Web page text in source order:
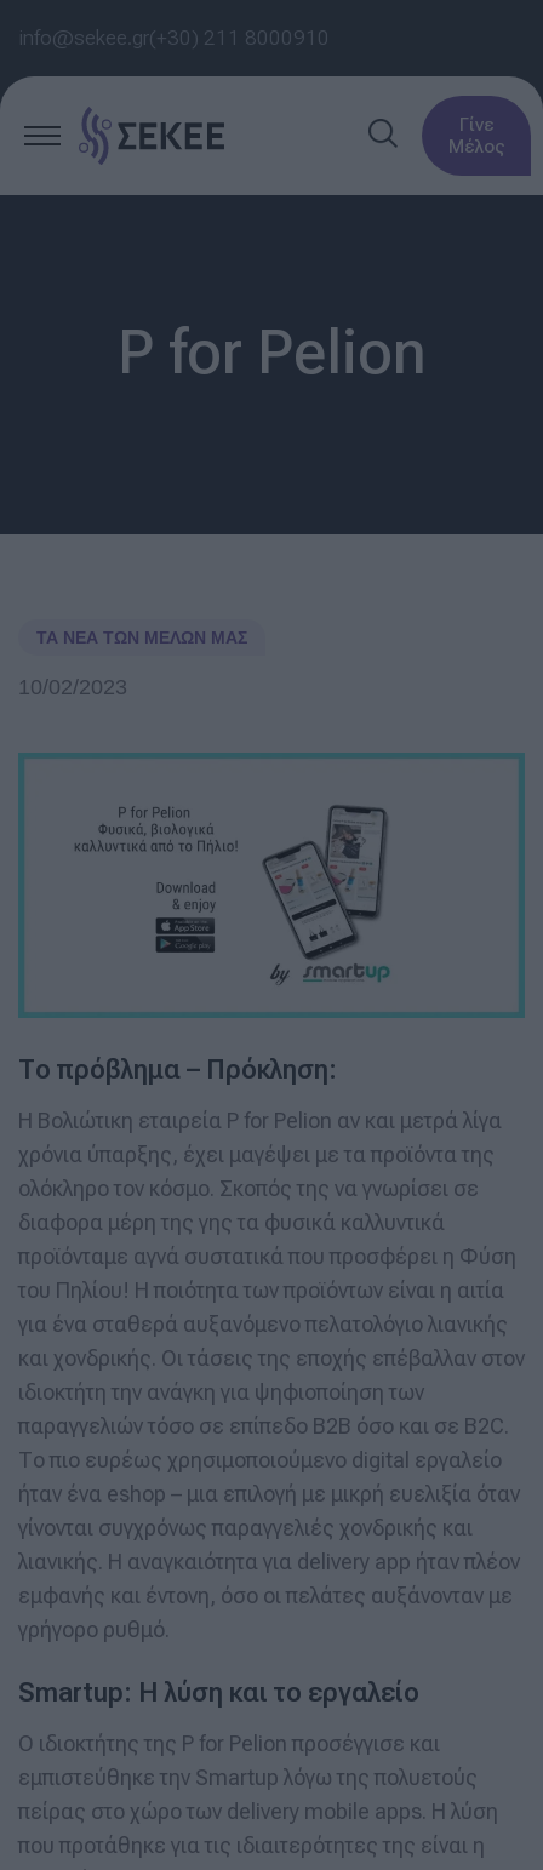
info@sekee.gr(+30) 211 8000910
Γίνε
Μέλος
P for Pelion
ΤΑ ΝΈΑ ΤΩΝ ΜΕΛΏΝ ΜΑΣ
10/02/2023
Το πρόβλημα – Πρόκληση:
Η Βολιώτικη εταιρεία P for Pelion αν και μετρά λίγα
χρόνια ύπαρξης, έχει μαγέψει με τα προϊόντα της
ολόκληρο τον κόσμο. Σκοπός της να γνωρίσει σε
διαφορα μέρη της γης τα φυσικά καλλυντικά
προϊόνταμε αγνά συστατικά που προσφέρει η Φύση
του Πηλίου! Η ποιότητα των προϊόντων είναι η αιτία
για ένα σταθερά αυξανόμενο πελατολόγιο λιανικής
και χονδρικής. Οι τάσεις της εποχής επέβαλλαν στον
ιδιοκτήτη την ανάγκη για ψηφιοποίηση των
παραγγελιών τόσο σε επίπεδο B2B όσο και σε Β2C.
Το πιο ευρέως χρησιμοποιούμενο digital εργαλείο
ήταν ένα eshop – μια επιλογή με μικρή ευελιξία όταν
γίνονται συγχρόνως παραγγελιές χονδρικής και
λιανικής. Η αναγκαιότητα για delivery app ήταν πλέον
εμφανής και έντονη, όσο οι πελάτες αυξάνονταν με
γρήγορο ρυθμό.
Smartup: Η λύση και το εργαλείο
Ο ιδιοκτήτης της P for Pelion προσέγγισε και
εμπιστεύθηκε την Smartup λόγω της πολυετούς
πείρας στο χώρο των delivery mobile apps. H λύση
που προτάθηκε για τις ιδιαιτερότητες της είναι η